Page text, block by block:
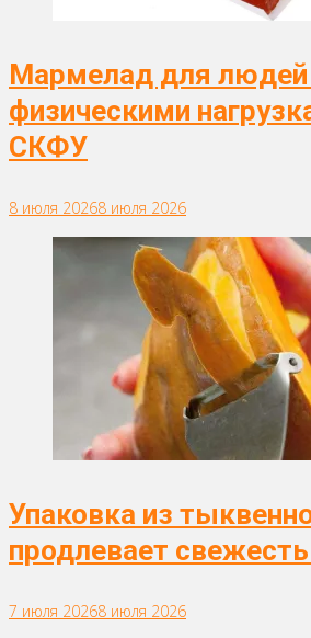
Мармелад для
физическими
СКФУ
8 июля 20268 июля 2026
Упаковка из
продлевает
7 июля 20268 июля 2026